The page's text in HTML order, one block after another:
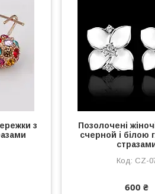
з
Позолочені
счерной і білою
CZ-
600 ₴